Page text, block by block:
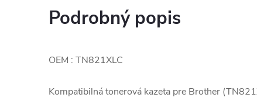
Podrobný popis
OEM : TN821XLC
Kompatibilná tonerová kazeta pre Brother